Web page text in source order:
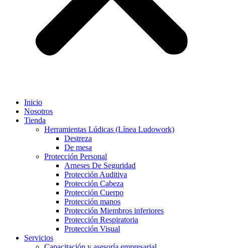
Inicio
Nosotros
Tienda
Herramientas Lúdicas (Línea Ludowork)
Destreza
De mesa
Protección Personal
Arneses De Seguridad
Protección Auditiva
Protección Cabeza
Protección Cuerpo
Protección manos
Protección Miembros inferiores
Protección Respiratoria
Protección Visual
Servicios